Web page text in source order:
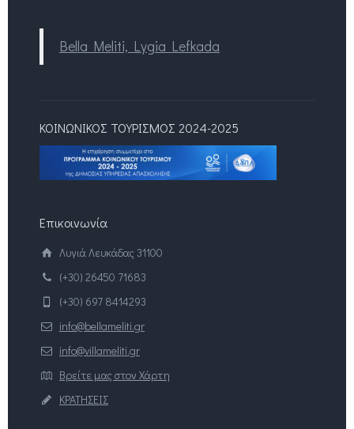
Βella Meliti, Lygia Lefkada
ΚΟΙΝΩΝΙΚΟΣ ΤΟΥΡΙΣΜΟΣ 2024-2025
Επικοινωνία
Λυγιά Λευκάδας 31100
(+30) 26450 71683
(+30) 697 8414293
info@bellameliti.gr
info@villameliti.gr
Βρείτε μας στον Χάρτη
ΚΡΑΤΗΣΕΙΣ